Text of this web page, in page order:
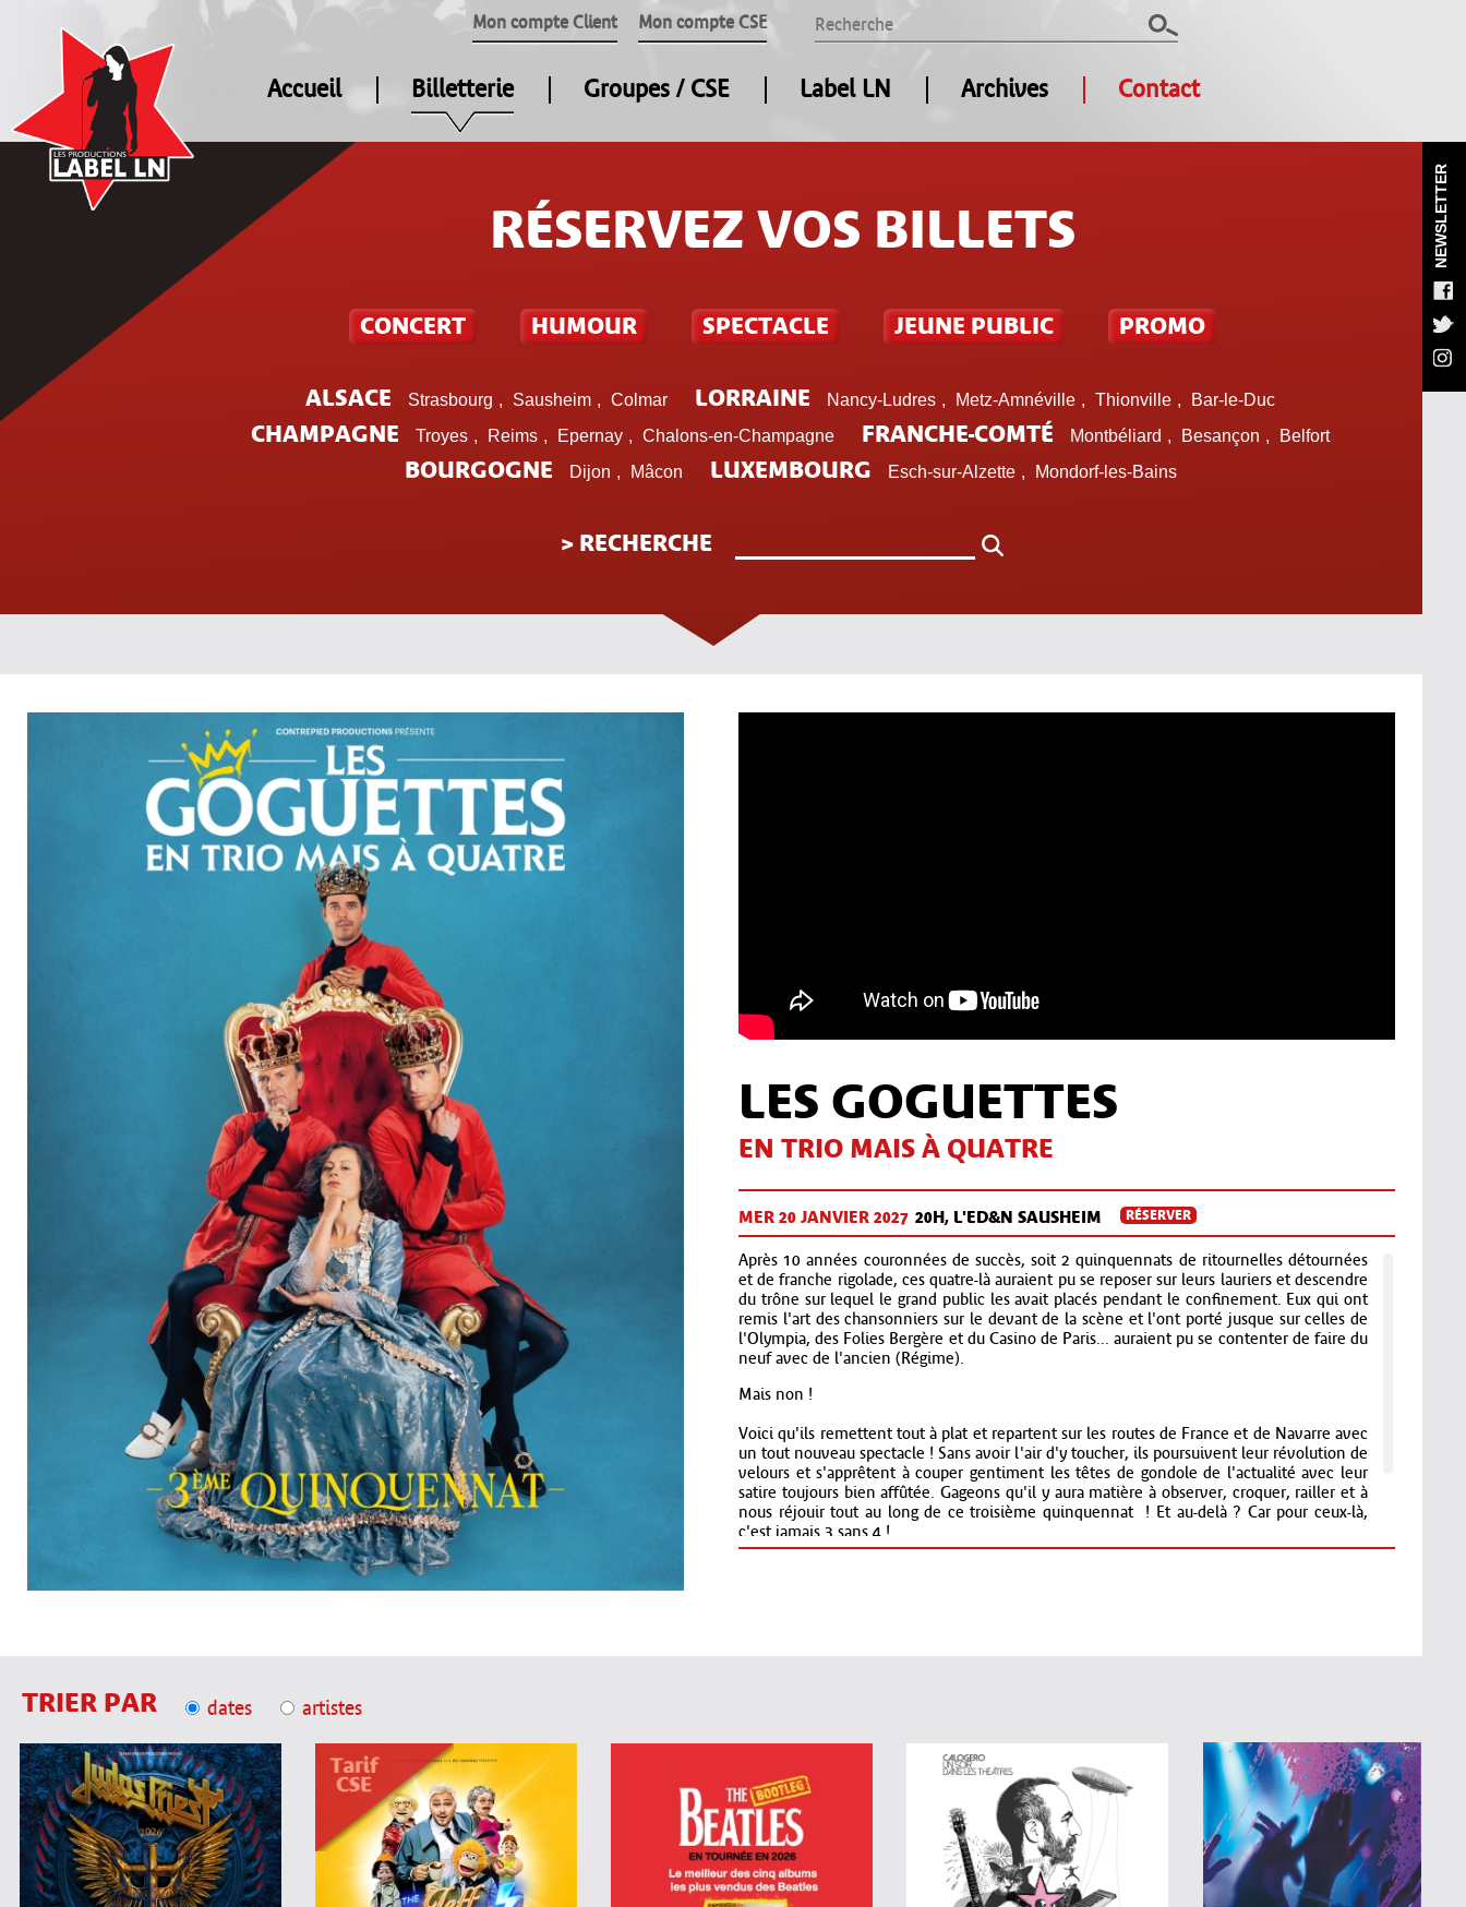
Mon compte Client Mon compte CSE
Accueil Billetterie Groupes / CSE Label LN Archives Contact
RÉSERVEZ VOS BILLETS
CONCERT HUMOUR SPECTACLE JEUNE PUBLIC PROMO
ALSACE Strasbourg , Sausheim , Colmar LORRAINE Nancy-Ludres , Metz-Amnéville , Thionville , Bar-le-Duc
CHAMPAGNE Troyes , Reims , Epernay , Chalons-en-Champagne FRANCHE-COMTÉ Montbéliard , Besançon , Belfort
BOURGOGNE Dijon , Mâcon LUXEMBOURG Esch-sur-Alzette , Mondorf-les-Bains
> RECHERCHE
LES GOGUETTES
EN TRIO MAIS À QUATRE
MER 20 JAN VIER 2027 20H, L'ED&N SAUSHEIM RÉSERVER
Après 10 années couronnées de succès, soit 2 quinquennats de ritournelles détournées
et de franche rigolade, ces quatre-là auraient pu se reposer sur leurs lauriers et descendre
du trône sur lequel le grand public les avait placés pendant le confinement. Eux qui ont
remis l'art des chansonniers sur le devant de la scène et l'ont porté jusque sur celles de
l'Olympia, des Folies Bergère et du Casino de Paris... auraient pu se contenter de faire du
neuf avec de l'ancien (Régime).
Mais non !
Voici qu'ils remettent tout à plat et repartent sur les routes de France et de Navarre avec
un tout nouveau spectacle ! Sans avoir l'air d'y toucher, ils poursuivent leur révolution de
velours et s'apprêtent à couper gentiment les têtes de gondole de l'actualité avec leur
satire toujours bien affûtée. Gageons qu'il y aura matière à observer, croquer, railler et à
nous réjouir tout au long de ce troisième quinquennat ! Et au-delà ? Car pour ceux-là,
c'est jamais 3 sans 4 !
TRIER PAR dates artistes
NEWSLETTER